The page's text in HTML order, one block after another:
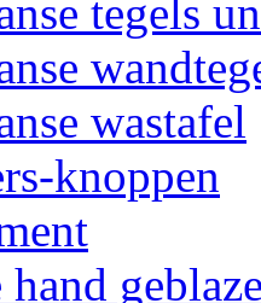
tegels
wastafel
knoppen